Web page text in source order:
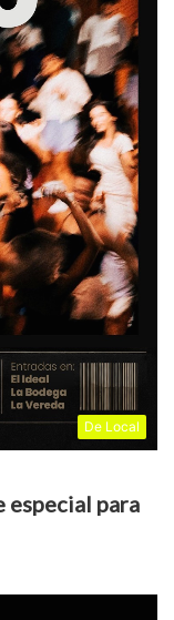
De Local
especial para